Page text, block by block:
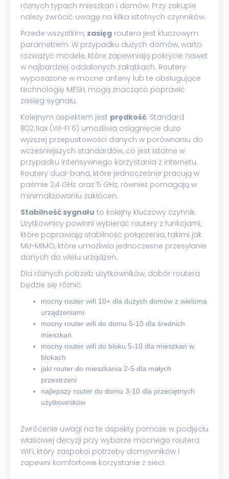
różnych typach mieszkań i domów. Przy zakupie
należy zwrócić uwagę na kilka istotnych czynników.
Przede wszystkim, zasięg routera jest kluczowym
parametrem. W przypadku dużych domów, warto
rozważyć modele, które zapewniają pokrycie nawet
w najbardziej oddalonych zakątkach. Routery
wyposażone w mocne anteny lub te obsługujące
technologię MESH, mogą znacząco poprawić
zasięg sygnału.
Kolejnym aspektem jest prędkość. Standard
802.11ax (Wi-Fi 6) umożliwia osiągnięcie dużo
wyższej przepustowości danych w porównaniu do
wcześniejszych standardów, co jest istotne w
przypadku intensywnego korzystania z internetu.
Routery dual-band, które jednocześnie pracują w
paśmie 2,4 GHz oraz 5 GHz, również pomagają w
minimalizowaniu zakłóceń.
Stabilność sygnału to kolejny kluczowy czynnik.
Użytkownicy powinni wybierać routery z funkcjami,
które poprawiają stabilność połączenia, takimi jak
MU-MIMO, które umożliwia jednoczesne przesyłanie
danych do wielu urządzeń.
Dla różnych potrzeb użytkowników, dobór routera
będzie się różnić:
mocny router wifi 10+ dla dużych domów z wieloma
urządzeniami
mocny router wifi do domu 5-10 dla średnich
mieszkań
mocny router wifi do bloku 5-10 dla mieszkań w
blokach
jaki router do mieszkania 2-5 dla małych
przestrzeni
najlepszy router do domu 3-10 dla przeciętnych
użytkowników
Zwrócenie uwagi na te aspekty pomoże w podjęciu
właściwej decyzji przy wyborze mocnego routera
WiFi, który zaspokoi potrzeby domowników i
zapewni komfortowe korzystanie z sieci.